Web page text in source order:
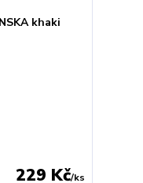
229 Kč/ks